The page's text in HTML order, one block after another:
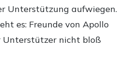
Unterstützung aufwiegen.
es: Freunde von Apollo
Unterstützer nicht bloß